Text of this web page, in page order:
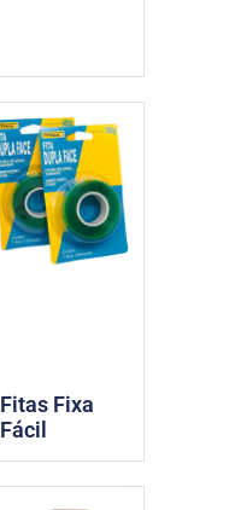
Fitas Fixa
Fácil